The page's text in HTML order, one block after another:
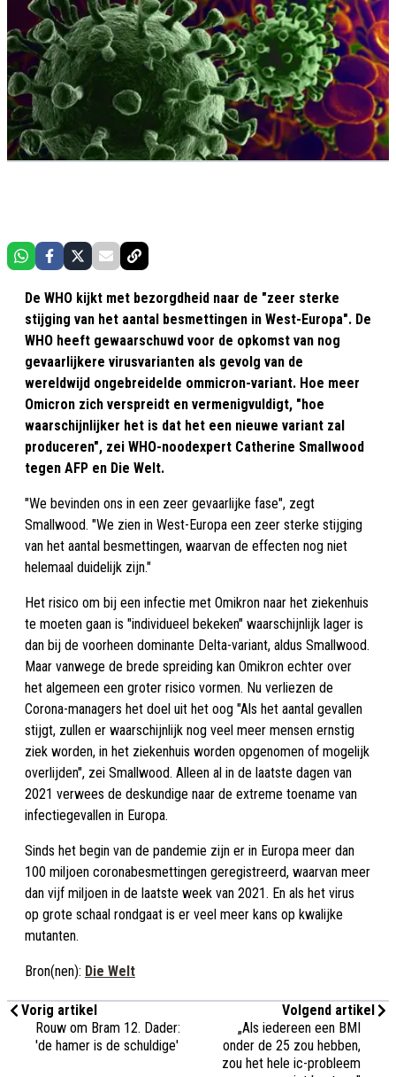
De WHO kijkt met bezorgdheid naar de "zeer sterke
stijging van het aantal besmettingen in West-Europa". De
WHO heeft gewaarschuwd voor de opkomst van nog
gevaarlijkere virusvarianten als gevolg van de
wereldwijd ongebreidelde ommicron-variant. Hoe meer
Omicron zich verspreidt en vermenigvuldigt, "hoe
waarschijnlijker het is dat het een nieuwe variant zal
produceren", zei WHO-noodexpert Catherine Smallwood
tegen AFP en Die Welt.
"We bevinden ons in een zeer gevaarlijke fase", zegt
Smallwood. "We zien in West-Europa een zeer sterke stijging
van het aantal besmettingen, waarvan de effecten nog niet
helemaal duidelijk zijn."
Het risico om bij een infectie met Omikron naar het ziekenhuis
te moeten gaan is "individueel bekeken" waarschijnlijk lager is
dan bij de voorheen dominante Delta-variant, aldus Smallwood.
Maar vanwege de brede spreiding kan Omikron echter over
het algemeen een groter risico vormen. Nu verliezen de
Corona-managers het doel uit het oog "Als het aantal gevallen
stijgt, zullen er waarschijnlijk nog veel meer mensen ernstig
ziek worden, in het ziekenhuis worden opgenomen of mogelijk
overlijden", zei Smallwood. Alleen al in de laatste dagen van
2021 verwees de deskundige naar de extreme toename van
infectiegevallen in Europa.
Sinds het begin van de pandemie zijn er in Europa meer dan
100 miljoen coronabesmettingen geregistreerd, waarvan meer
dan vijf miljoen in de laatste week van 2021. En als het virus
op grote schaal rondgaat is er veel meer kans op kwalijke
mutanten.
Bron(nen): Die Welt
Vorig artikel
Rouw om Bram 12. Dader:
'de hamer is de schuldige'
Volgend artikel
„Als iedereen een BMI
onder de 25 zou hebben,
zou het hele ic-probleem